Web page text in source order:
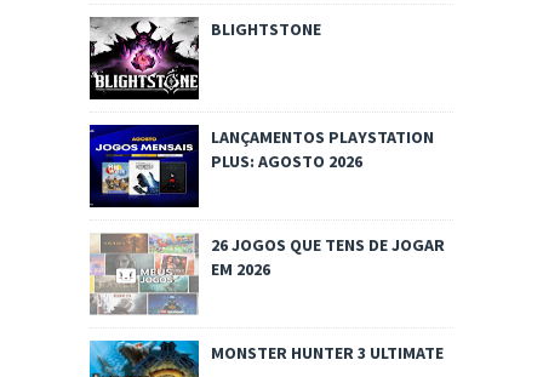
BLIGHTSTONE
LANÇAMENTOS PLAYSTATION
PLUS: AGOSTO 2026
26 JOGOS QUE TENS DE JOGAR
EM 2026
MONSTER HUNTER 3 ULTIMATE